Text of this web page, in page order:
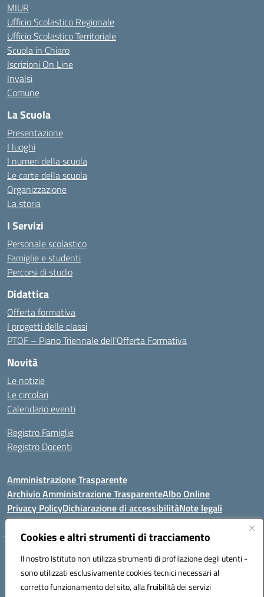
Cookies e altri strumenti di tracciamento
Il nostro Istituto non utilizza strumenti di profilazione degli utenti -
sono utilizzati esclusivamente cookies tecnici necessari al
corretto funzionamento del sito, alla fruibilità dei servizi
MIUR
Ufficio Scolastico Regionale
Ufficio Scolastico Territoriale
Scuola in Chiaro
Iscrizioni On Line
Invalsi
Comune
La Scuola
Presentazione
I luoghi
I numeri della scuola
Le carte della scuola
Organizzazione
La storia
I Servizi
Personale scolastico
Famiglie e studenti
Percorsi di studio
Didattica
Offerta formativa
I progetti delle classi
PTOF – Piano Triennale dell’Offerta Formativa
Novità
Le notizie
Le circolari
Calendario eventi
Registro Famiglie
Registro Docenti
Amministrazione Trasparente
Archivio Amministrazione TrasparenteAlbo Online
Privacy PolicyDichiarazione di accessibilitàNote legali
Istituto Comprensivo Statale
Via Cupa Campanariello, 5 - 80059, Torre del Greco (NA)
Tel. +39 0818834377 - Fax +39 0818834377 - Cod.Fisc. 95170530638